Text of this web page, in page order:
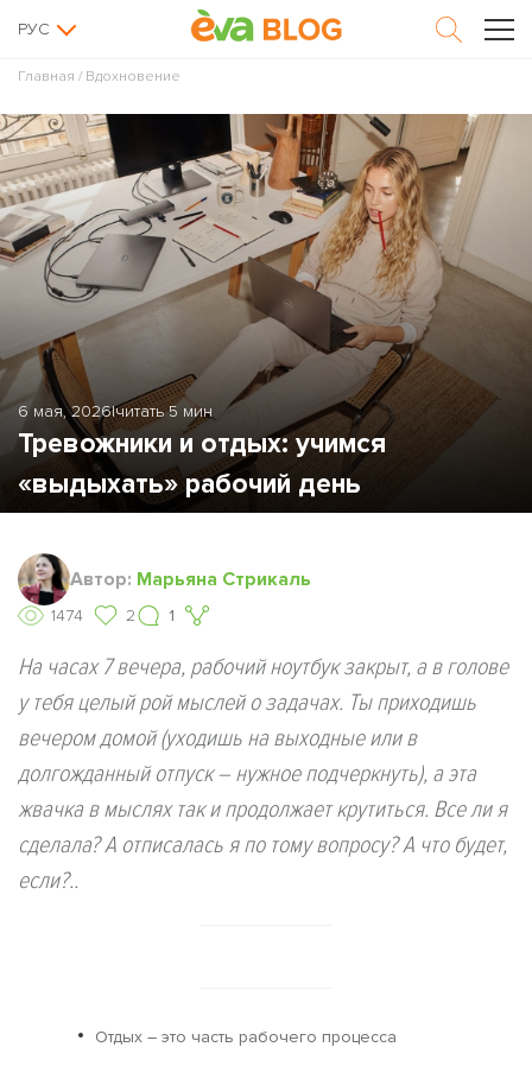
РУС
Главная / Вдохновение
6 мая, 2026|читать 5 мин
Тревожники и отдых: учимся
«выдыхать» рабочий день
Автор: Марьяна Стрикаль
1474 2 1
На часах 7 вечера, рабочий ноутбук закрыт, а в голове
у тебя целый рой мыслей о задачах. Ты приходишь
вечером домой (уходишь на выходные или в
долгожданный отпуск – нужное подчеркнуть), а эта
жвачка в мыслях так и продолжает крутиться. Все ли я
сделала? А отписалась я по тому вопросу? А что будет,
если?..
Отдых – это часть рабочего процесса